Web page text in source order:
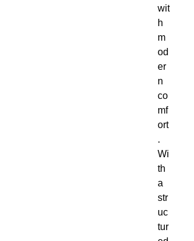
wit
h
m
od
er
n
co
mf
ort
.
Wi
th
a
str
uc
tur